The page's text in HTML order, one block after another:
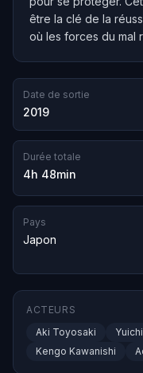
être la clé de la
où les forces du mal
Date de sortie
2019
Durée totale
4h 48min
Pays
Japon
ACTEURS
Aki Toyosaki
Kengo Kawanishi